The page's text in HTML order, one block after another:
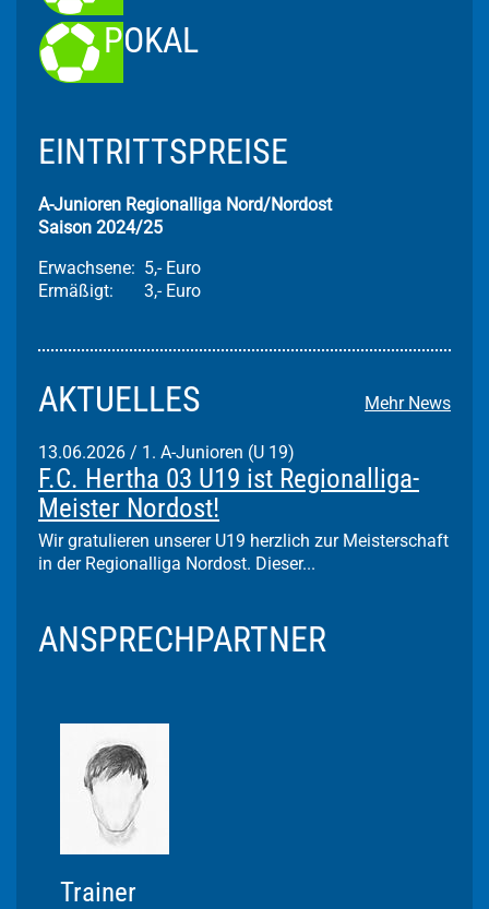
POKAL
EINTRITTSPREISE
A-Junioren Regionalliga Nord/Nordost
Saison 2024/25
Erwachsene: 5,- Euro
Ermäßigt: 3,- Euro
AKTUELLES Mehr News
13.06.2026 / 1. A-Junioren (U 19)
F.C. Hertha 03 U19 ist Regionalliga-
Meister Nordost!
Wir gratulieren unserer U19 herzlich zur Meisterschaft
in der Regionalliga Nordost. Dieser...
ANSPRECHPARTNER
Trainer